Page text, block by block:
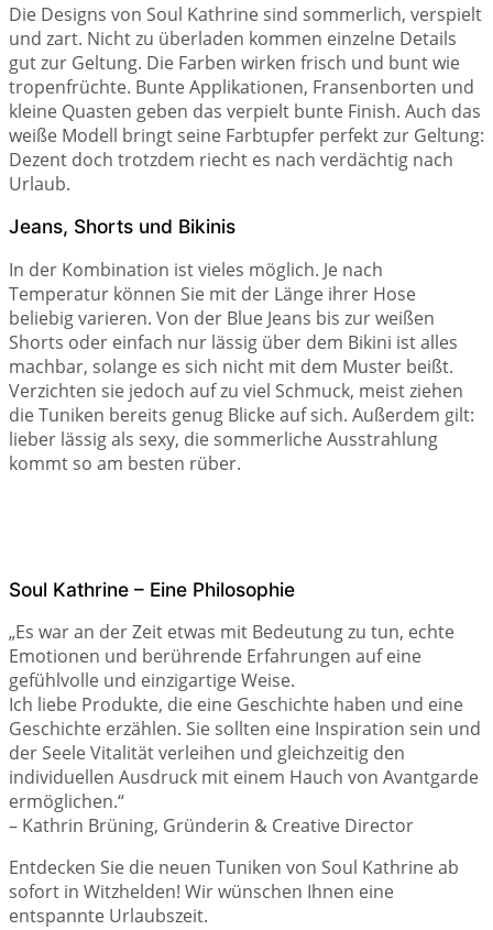
Die Designs von Soul Kathrine sind sommerlich, verspielt
und zart. Nicht zu überladen kommen einzelne Details
gut zur Geltung. Die Farben wirken frisch und bunt wie
tropenfrüchte. Bunte Applikationen, Fransenborten und
kleine Quasten geben das verpielt bunte Finish. Auch das
weiße Modell bringt seine Farbtupfer perfekt zur Geltung:
Dezent doch trotzdem riecht es nach verdächtig nach
Urlaub.
Jeans, Shorts und Bikinis
In der Kombination ist vieles möglich. Je nach
Temperatur können Sie mit der Länge ihrer Hose
beliebig varieren. Von der Blue Jeans bis zur weißen
Shorts oder einfach nur lässig über dem Bikini ist alles
machbar, solange es sich nicht mit dem Muster beißt.
Verzichten sie jedoch auf zu viel Schmuck, meist ziehen
die Tuniken bereits genug Blicke auf sich. Außerdem gilt:
lieber lässig als sexy, die sommerliche Ausstrahlung
kommt so am besten rüber.
Soul Kathrine – Eine Philosophie
„Es war an der Zeit etwas mit Bedeutung zu tun, echte
Emotionen und berührende Erfahrungen auf eine
gefühlvolle und einzigartige Weise.
Ich liebe Produkte, die eine Geschichte haben und eine
Geschichte erzählen. Sie sollten eine Inspiration sein und
der Seele Vitalität verleihen und gleichzeitig den
individuellen Ausdruck mit einem Hauch von Avantgarde
ermöglichen.“
– Kathrin Brüning, Gründerin & Creative Director
Entdecken Sie die neuen Tuniken von Soul Kathrine ab
sofort in Witzhelden! Wir wünschen Ihnen eine
entspannte Urlaubszeit.